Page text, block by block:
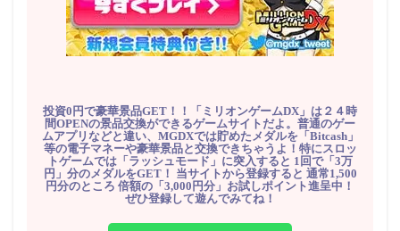
投資0円で豪華景品GET！！「ミリオンゲームDX」は２４時
間OPENの景品交換ができるゲームサイトだよ。普通のゲー
ムアプリなどと違い、MGDXでは貯めたメダルを「Bitcash」
等の電子マネーや豪華景品と交換できちゃうよ！特にスロッ
トゲームでは「ラッシュモード」に突入すると 1回で「3万
円」分のメダルをGET！ 当サイトから登録すると 通常1,500
円分のところ 倍額の「3,000円分」お試しポイント進呈中！
ぜひ登録して遊んでみてね！